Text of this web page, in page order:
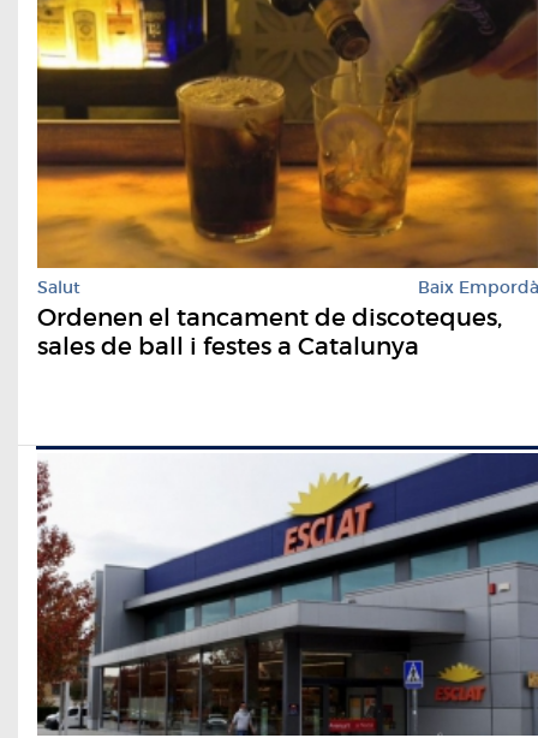
Salut Baix Empordà
Ordenen el tancament de discoteques,
sales de ball i festes a Catalunya